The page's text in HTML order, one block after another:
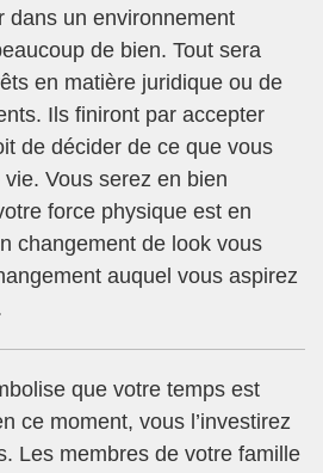
dans un environnement
de bien. Tout sera
en matière juridique ou de
Ils finiront par accepter
de décider de ce que vous
Vous serez en bien
force physique est en
changement de look vous
auquel vous aspirez
que votre temps est
ce moment, vous l’investirez
Les membres de votre famille